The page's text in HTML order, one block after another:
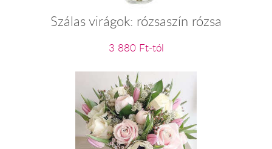
Szálas virágok: rózsaszín rózsa
3 880 Ft-tól